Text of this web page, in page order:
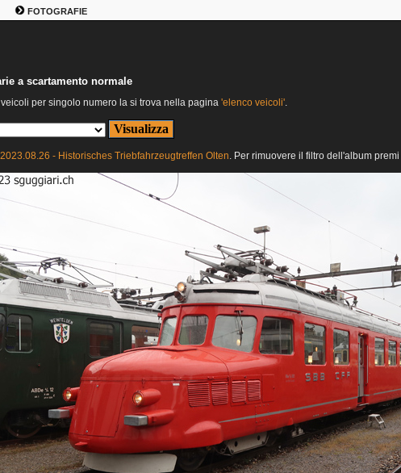
FOTOGRAFIE
a scartamento normale
per singolo numero la si trova nella pagina 'elenco veicoli'.
2023.08.26 - Historisches Triebfahrzeugtreffen Olten. Per rimuovere il filtro dell'album premi